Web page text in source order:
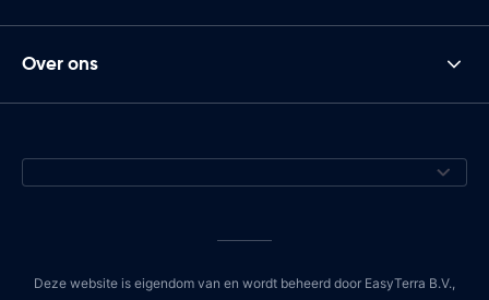
Over ons
Deze website is eigendom van en wordt beheerd door EasyTerra B.V.,